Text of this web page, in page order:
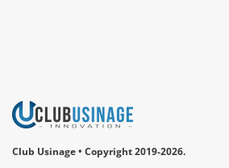
Club Usinage • Copyright 2019-2026.